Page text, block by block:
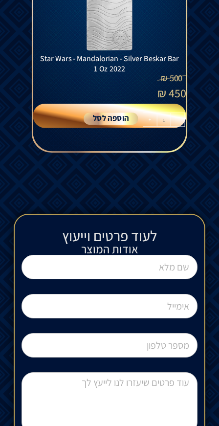
Star Wars - Mandalorian - Silver Beskar Bar
1 Oz 2022
500
₪
450
₪
-
+ הוספה לסל
לעוד פרטים וייעוץ​
אודות המוצר